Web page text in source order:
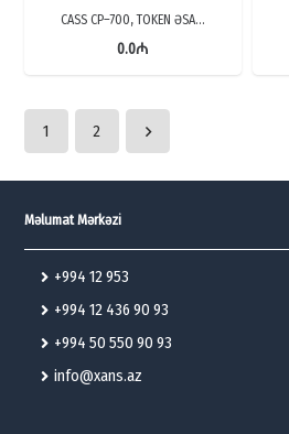
CASS CP–700, TOKEN ƏSA…
0.0₼
1 2
Məlumat Mərkəzi
+994 12 953
+994 12 436 90 93
+994 50 550 90 93
info@xans.az